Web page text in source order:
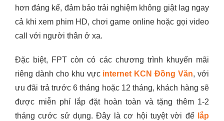
hơn đáng kể, đảm bảo trải nghiệm không giật lag ngay
cả khi xem phim HD, chơi game online hoặc gọi video
call với người thân ở xa.
Đặc biệt, FPT còn có các chương trình khuyến mãi
riêng dành cho khu vực internet KCN Đồng Văn, với
ưu đãi trả trước 6 tháng hoặc 12 tháng, khách hàng sẽ
được miễn phí lắp đặt hoàn toàn và tặng thêm 1-2
tháng cước sử dụng. Đây là cơ hội tuyệt vời để lắp